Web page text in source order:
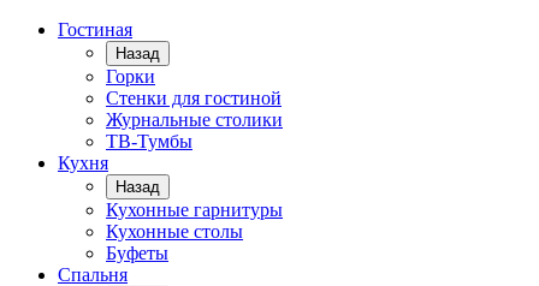
Гостиная
Назад
Горки
Стенки для гостиной
Журнальные столики
TВ-Тумбы
Кухня
Назад
Кухонные гарнитуры
Кухонные столы
Буфеты
Спальня